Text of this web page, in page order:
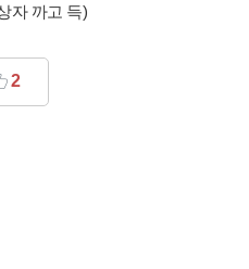
자 까고 득)
2